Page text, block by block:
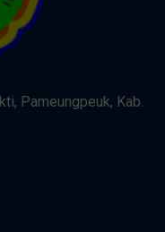
Pameungpeuk, Kab.